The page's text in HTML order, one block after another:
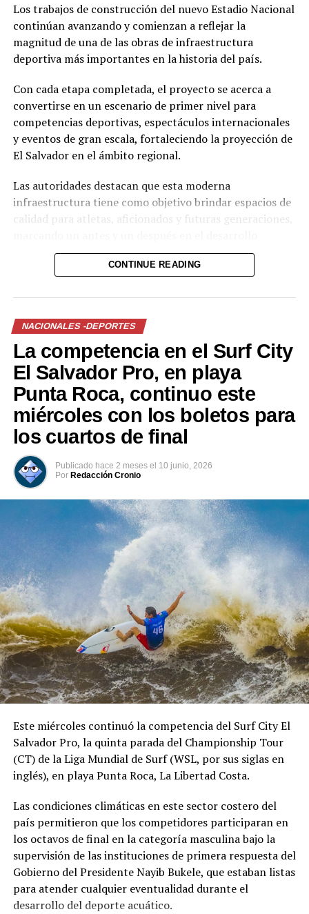
Los trabajos de construcción del nuevo Estadio Nacional
continúan avanzando y comienzan a reflejar la
magnitud de una de las obras de infraestructura
deportiva más importantes en la historia del país.
Con cada etapa completada, el proyecto se acerca a
convertirse en un escenario de primer nivel para
competencias deportivas, espectáculos internacionales
y eventos de gran escala, fortaleciendo la proyección de
El Salvador en el ámbito regional.
Las autoridades destacan que esta moderna
infraestructura tiene como objetivo brindar espacios de
calidad para atletas, aficionados y futuras generaciones,
deportivo nacional.
Facebook X
Me gusta esto:
CONTINUE READING
NACIONALES -DEPORTES
La competencia en el Surf City
El Salvador Pro, en playa
Punta Roca, continuo este
miércoles con los boletos para
los cuartos de final
Publicado hace 2 meses el 10 junio, 2026
Por Redacción Cronio
Este miércoles continuó la competencia del Surf City El
Salvador Pro, la quinta parada del Championship Tour
(CT) de la Liga Mundial de Surf (WSL, por sus siglas en
inglés), en playa Punta Roca, La Libertad Costa.
Las condiciones climáticas en este sector costero del
país permitieron que los competidores participaran en
los octavos de final en la categoría masculina bajo la
supervisión de las instituciones de primera respuesta del
Gobierno del Presidente Nayib Bukele, que estaban listas
para atender cualquier eventualidad durante el
desarrollo del deporte acuático.